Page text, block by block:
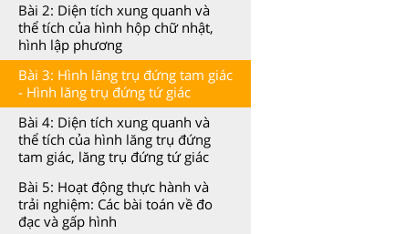
Bài 2: Diện tích xung quanh và
thể tích của hình hộp chữ nhật,
hình lập phương
Bài 3: Hình lăng trụ đứng tam giác
- Hình lăng trụ đứng tứ giác
Bài 4: Diện tích xung quanh và
thể tích của hình lăng trụ đứng
tam giác, lăng trụ đứng tứ giác
Bài 5: Hoạt động thực hành và
trải nghiệm: Các bài toán về đo
đạc và gấp hình